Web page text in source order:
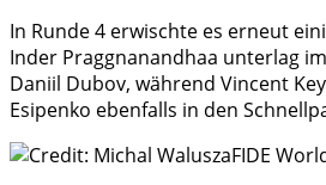
In Runde 4 erwischte es erneut
Inder Praggnanandhaa unterlag
Daniil Dubov, während Vincent
Esipenko ebenfalls in den